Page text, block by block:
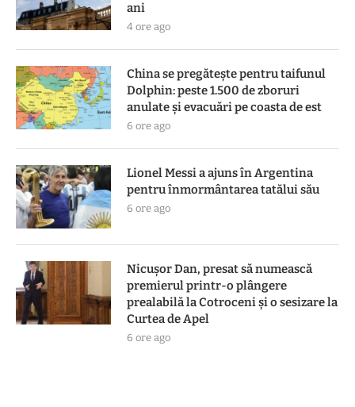
ani
4 ore ago
China se pregătește pentru taifunul
Dolphin: peste 1.500 de zboruri
anulate și evacuări pe coasta de est
6 ore ago
Lionel Messi a ajuns în Argentina
pentru înmormântarea tatălui său
6 ore ago
Nicușor Dan, presat să numească
premierul printr-o plângere
prealabilă la Cotroceni și o sesizare la
Curtea de Apel
6 ore ago